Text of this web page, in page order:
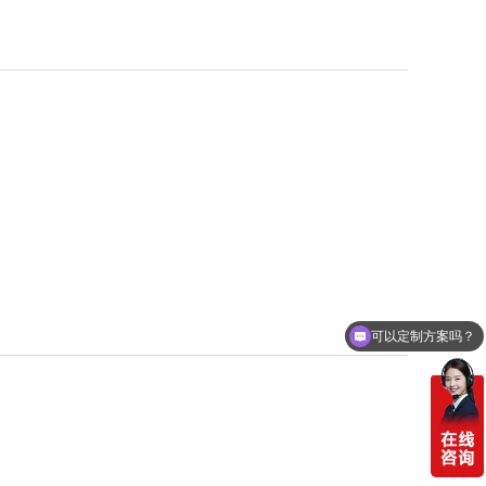
可以定制方案吗？